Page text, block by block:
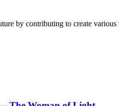
by contributing to create